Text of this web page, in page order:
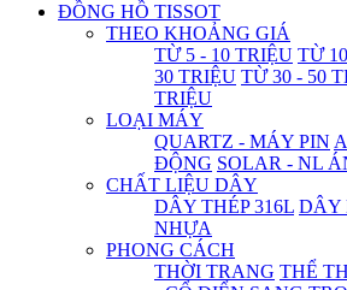
ĐỒNG HỒ TISSOT
THEO KHOẢNG GIÁ
TỪ 5 - 10 TRIỆU TỪ
30 TRIỆU TỪ 30 - 50
TRIỆU
LOẠI MÁY
QUARTZ - MÁY PIN
ĐỘNG SOLAR - NL
CHẤT LIỆU DÂY
DÂY THÉP 316L DÂY
NHỰA
PHONG CÁCH
THỜI TRANG THỂ